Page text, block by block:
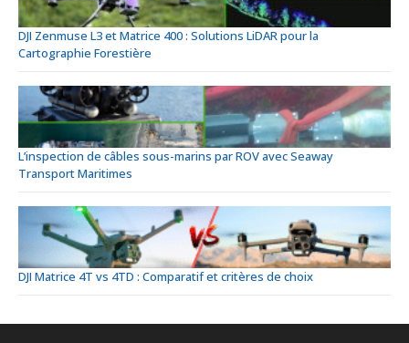
DJI Zenmuse L3 et Matrice 400 : Solutions LiDAR pour la
Cartographie Forestière
L’inspection de câbles sous-marins par ROV avec Seaway
Transport Maritimes
DJI Matrice 4T vs 4TD : Comparatif et critères de choix